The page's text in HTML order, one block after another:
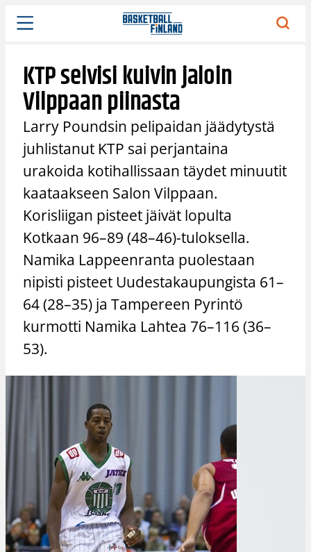
Siirry
sisältöön
KTP selvisi kuivin jaloin
Vilppaan piinasta
Larry Poundsin pelipaidan jäädytystä
juhlistanut KTP sai perjantaina
urakoida kotihallissaan täydet minuutit
kaataakseen Salon Vilppaan.
Korisliigan pisteet jäivät lopulta
Kotkaan 96–89 (48–46)-tuloksella.
Namika Lappeenranta puolestaan
nipisti pisteet Uudestakaupungista 61–
64 (28–35) ja Tampereen Pyrintö
kurmotti Namika Lahtea 76–116 (36–
53).